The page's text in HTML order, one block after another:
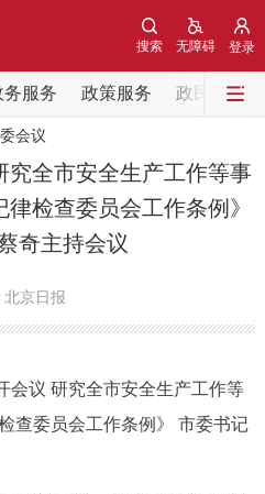
登录
无障碍
搜索
务服务 政策服务 政民互动
院信息
议信息 部门动态
职能 政策服务
会议
究全市安全生产工作等事
检查委员会工作条例》
奇主持会议
北京日报
议 研究全市安全生产工作等
查委员会工作条例》 市委书记